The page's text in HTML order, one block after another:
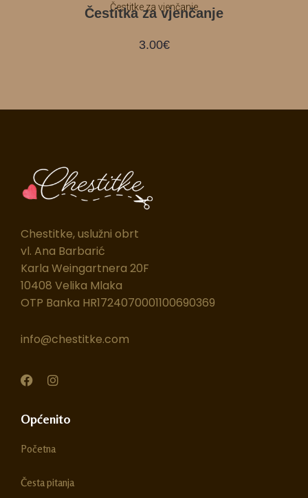
Čestitke za vjenčanje
Čestitka za vjenčanje
3.00€
Chestitke, uslužni obrt
vl. Ana Barbarić
Karla Weingartnera 20F
10408 Velika Mlaka
OTP Banka HR1724070001100690369
info@chestitke.com
F
e
b
o
I
t
r
m
Općenito
Početna
Česta pitanja